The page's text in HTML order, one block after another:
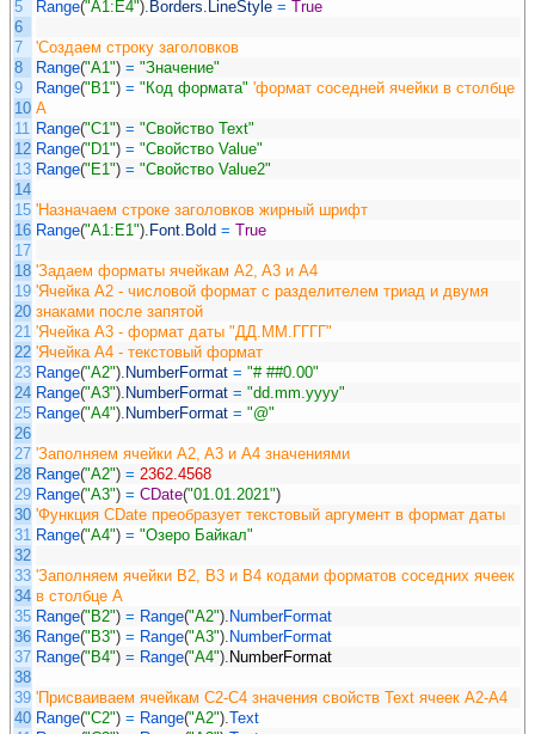
5
6
7
8
9
10
11
12
13
14
15
16
17
18
19
20
21
22
23
24
25
26
27
28
29
30
31
32
33
34
35
36
37
38
39
40
Range("A1:E4") Borders LineStyle = True
'Создаем строку заголовков
Range("A1") = "Значение"
Range("B1") = "Код формата" 'формат соседней ячейки в столбце
A
Range("C1") = "Свойство Text"
Range("D1") = "Свойство Value"
Range("E1") = "Свойство Value2"
'Назначаем строке заголовков жирный шрифт
Range("A1:E1") Font Bold = True
'Задаем форматы ячейкам A2, A3 и A4
'Ячейка A2 - числовой формат с разделителем триад и двумя
знаками после запятой
'Ячейка A3 - формат даты "ДД.ММ.ГГГГ"
'Ячейка A4 - текстовый формат
Range("A2") NumberFormat = "# ##0.00"
Range("A3") NumberFormat = "dd.mm.yyyy"
Range("A4") NumberFormat = "@"
'Заполняем ячейки A2, A3 и A4 значениями
Range("A2") = 2362.4568
Range("A3") = CDate("01.01.2021")
'Функция CDate преобразует текстовый аргумент в формат даты
Range("A4") = "Озеро Байкал"
'Заполняем ячейки B2, B3 и B4 кодами форматов соседних ячеек
в столбце A
Range("B2") = Range("A2") NumberFormat
Range("B3") = Range("A3") NumberFormat
Range("B4") = Range("A4") NumberFormat
'Присваиваем ячейкам C2-C4 значения свойств Text ячеек A2-A4
Range("C2") = Range("A2") Text